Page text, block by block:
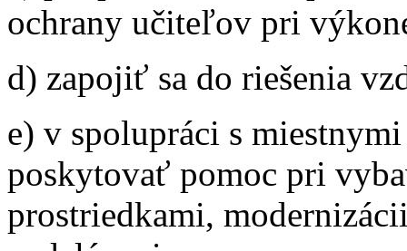
ochrany učiteľov pri
d) zapojiť sa do riešenia
e) v spolupráci s
poskytovať pomoc pri
prostriedkami,